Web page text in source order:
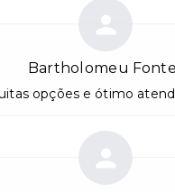
Bartholomeu
opções e ótimo